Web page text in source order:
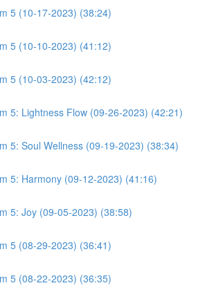
5 (10-17-2023) (38:24)
5 (10-10-2023) (41:12)
5 (10-03-2023) (42:12)
5: Lightness Flow (09-26-2023) (42:21)
5: Soul Wellness (09-19-2023) (38:34)
5: Harmony (09-12-2023) (41:16)
5: Joy (09-05-2023) (38:58)
5 (08-29-2023) (36:41)
5 (08-22-2023) (36:35)